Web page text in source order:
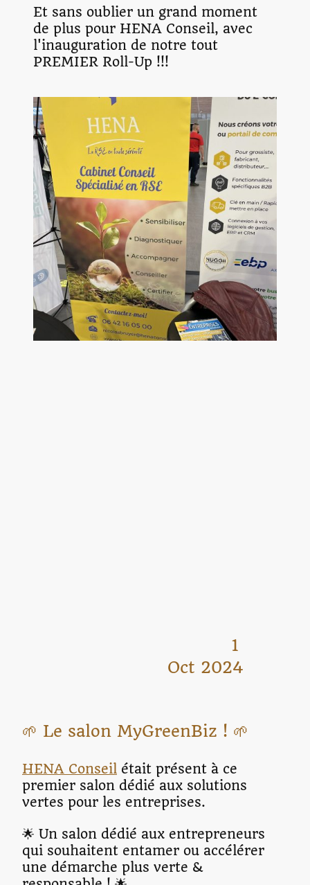
Et sans oublier un grand moment
de plus pour HENA Conseil, avec
l'inauguration de notre tout
PREMIER Roll-Up !!!
1
Oct 2024
🌱 Le salon MyGreenBiz ! 🌱
HENA Conseil était présent à ce
premier salon dédié aux solutions
vertes pour les entreprises.
🌟 Un salon dédié aux entrepreneurs
qui souhaitent entamer ou accélérer
une démarche plus verte &